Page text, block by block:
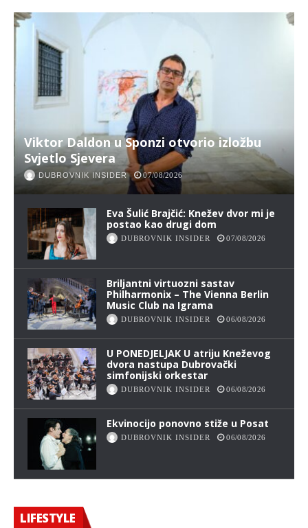
Viktor Daldon u Sponzi otvorio izložbu
Svjetlo Sjevera
DUBROVNIK INSIDER 07/08/2026
Eva Šulić Brajčić: Knežev dvor mi je
postao kao drugi dom
DUBROVNIK INSIDER 07/08/2026
Briljantni virtuozni sastav
Philharmonix – The Vienna Berlin
Music Club na Igrama
DUBROVNIK INSIDER 06/08/2026
U PONEDJELJAK U atriju Kneževog
dvora nastupa Dubrovački
simfonijski orkestar
DUBROVNIK INSIDER 06/08/2026
Ekvinocijo ponovno stiže u Posat
DUBROVNIK INSIDER 06/08/2026
LIFESTYLE